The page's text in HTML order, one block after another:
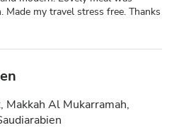
Made my travel stress free. Thanks
Al Mukarramah,